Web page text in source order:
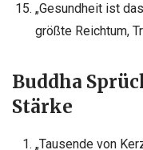
„Gesundheit ist
größte Reichtum,
Buddha
Stärke
„Tausende von